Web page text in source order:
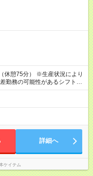
休憩75分） ※生産状況により
00～17：45（休憩75分）
詳細へ
ケイテム